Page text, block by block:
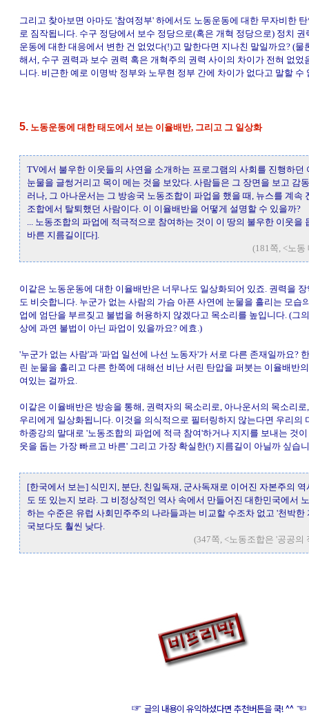
그리고 찾아보면 아마도 '참여정부' 하에서도 노동운동에 대한 무자비한
로 짐작됩니다. 수구 정당에서 보수 정당으로(혹은 개혁 정당으로) 정치
운동에 대한 대응에서 변한 건 없었다(!)고 말한다면 지나친 말일까요? (물
해서, 수구 권력과 보수 권력 혹은 개혁주의 권력 사이의 차이가 전혀 없었
니다. 비근한 예로 이명박 정부와 노무현 정부 간에 차이가 없다고 말할 수
5. 노동운동에 대한 태도에서 보는 이율배반, 그리고 그 일상화
TV에서 불우한 이웃들의 사연을 소개하는 프로그램의 사회를 진행하던
눈물을 글썽거리고 목이 메는 것을 보았다. 사람들은 그 장면을 보고 감
러나, 그 아나운서는 그 방송국 노동조합이 파업을 했을 때, 뉴스를 계속
조합에서 탈퇴했던 사람이다. 이 이율배반을 어떻게 설명할 수 있을까?
... 노동조합의 파업에 적극적으로 참여하는 것이 이 땅의 불우한 이웃을
바른 지름길이[다].
(181쪽, <노동
이같은 노동운동에 대한 이율배반은 너무나도 일상화되어 있죠. 권력을
도 비슷합니다. 누군가 없는 사람의 가슴 아픈 사연에 눈물을 흘리는 모습
업에 엄단을 부르짖고 불법을 허용하지 않겠다고 목소리를 높입니다. (그
상에 과연 불법이 아닌 파업이 있을까요? 에효.)
'누군가 없는 사람'과 '파업 일선에 나선 노동자'가 서로 다른 존재일까요?
린 눈물을 흘리고 다른 한쪽에 대해선 비난 서린 탄압을 퍼붓는 이율배반
여있는 걸까요.
이같은 이율배반은 방송을 통해, 권력자의 목소리로, 아나운서의 목소리
우리에게 일상화됩니다. 이것을 의식적으로 필터링하지 않는다면 우리의
하종강의 말대로 '노동조합의 파업에 적극 참여'하거나 지지를 보내는 것
웃을 돕는 가장 빠르고 바른' 그리고 가장 확실한(!) 지름길이 아닐까 싶습
[한국에서 보는] 식민지, 분단, 친일독재, 군사독재로 이어진 자본주의
도 또 있는지 보라. 그 비정상적인 역사 속에서 만들어진 대한민국에서
하는 수준은 유럽 사회민주주의 나라들과는 비교할 수조차 없고 '천박한
국보다도 훨씬 낮다.
(347쪽, <노동조합은 '공공의
☞ 글의 내용이 유익하셨다면 추천버튼을 쿡!